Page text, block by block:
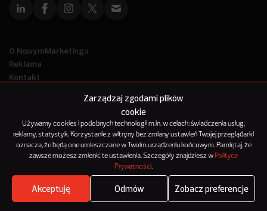
Zarządzaj zgodami plików
cookie
Używamy cookies i podobnych technologii m.in. w celach: świadczenia usług,
reklamy, statystyk. Korzystanie z witryny bez zmiany ustawień Twojej przeglądarki
oznacza, że będą one umieszczane w Twoim urządzeniu końcowym. Pamiętaj, że
zawsze możesz zmienić te ustawienia. Szczegóły znajdziesz w Polityce
Prywatności.
Akceptuję Odmów Zobacz preferencje
Where's the beef?
O NowymMarketingu
Reklama
Kontakt
© 2012-2025
NowyMarketing jest marką 143Media Sp. z o.o.